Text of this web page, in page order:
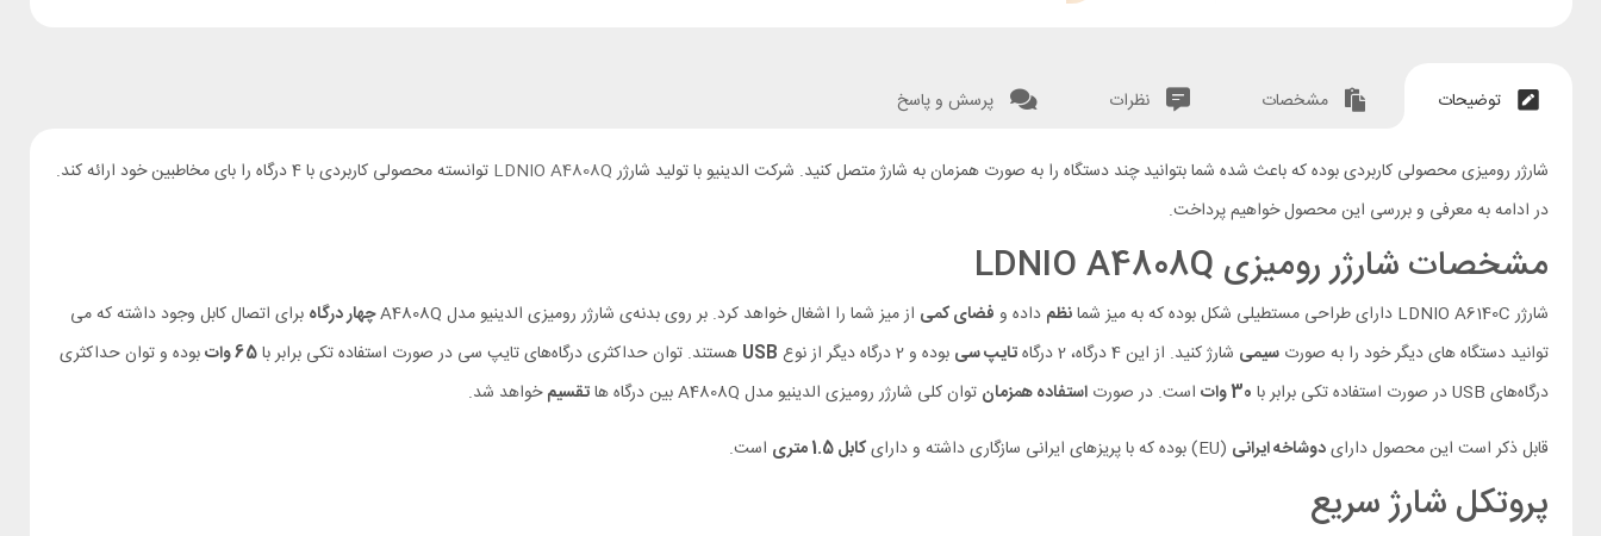
توضیحات مشخصات نظرات پرسش و پاسخ
شارژر رومیزی محصولی کاربردی بوده که باعث شده شما بتوانید چند دستگاه را به صورت همزمان به شارژ متصل کنید. شرکت الدینیو با تولید شارژر LDNIO A4808Q
توانسته محصولی کاربردی با 4 درگاه را بای مخاطبین خود ارائه کند.
در ادامه به معرفی و بررسی این محصول خواهیم پرداخت.
مشخصات شارژر رومیزی LDNIO A4808Q
شارژر LDNIO A6140C دارای طراحی مستطیلی شکل بوده که به میز شما نظم داده و فضای کمی از میز شما را اشغال خواهد کرد. بر روی بدنه‌ی شارژر رومیزی الدینیو مدل A4808Q چهار درگاه برای اتصال کابل وجود داشته که می
توانید دستگاه های دیگر خود را به صورتسیمی شارژ کنید. از این 4 درگاه، 2 درگاه تایپ سی بوده و 2 درگاه دیگر از نوع USB هستند. توان حداکثری درگاه‌های تایپ سی در صورت استفاده تکی برابر با65 وات
بوده و توان حداکثری
درگاه‌های USB در صورت استفاده تکی برابر با
30 وات است. در صورتاستفاده همزمان توان کلی شارژر رومیزی الدینیو مدل A4808Q بین درگاه ها تقسیمخواهد شد.
قابل ذکر است این محصول دارایدوشاخه ایرانی (EU) بوده که با پریزهای ایرانی سازگاری داشته و دارای کابل 1.5 متری است.
پروتکل شارژ سریع